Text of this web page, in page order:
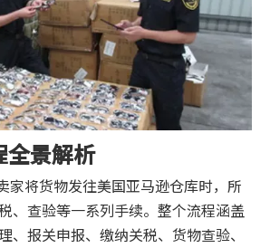
全景解析
家将货物发往美国亚马逊仓库时，所
、查验等一系列手续。整个流程涵盖
、报关申报、缴纳关税、货物查验、